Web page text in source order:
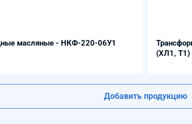
масляные - НКФ-220-06У1
(ХЛ1, Т1)
Добавить продукцию